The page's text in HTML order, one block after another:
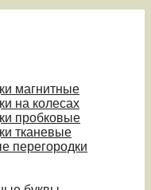
магнитные
на колесах
пробковые
тканевые
перегородки